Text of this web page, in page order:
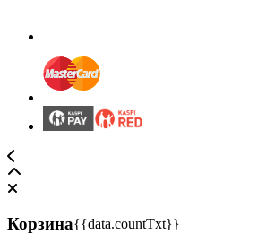
Корзина{{data.countTxt}}